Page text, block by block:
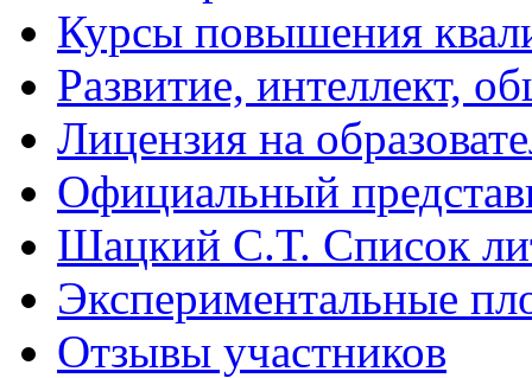
Курсы повышения
Развитие, интеллект,
Лицензия на
Официальный
Шацкий С.Т. Список
Экспериментальные
Отзывы участников